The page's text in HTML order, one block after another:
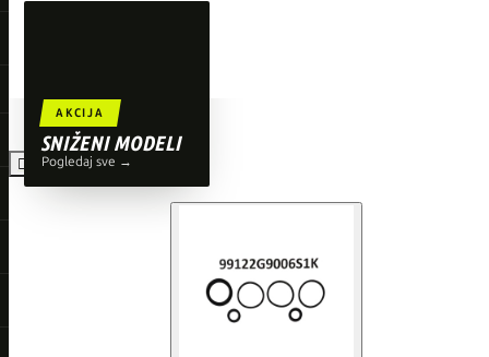
AKCIJA
SNIŽENI MODELI
Pogledaj sve →
